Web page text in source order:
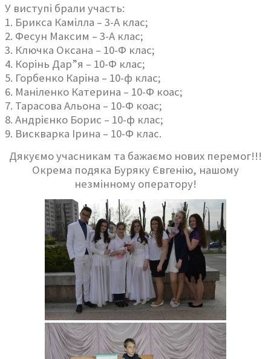
У виступі брали участь:
1. Брикса Камілла – 3-А клас;
2. Фесун Максим – 3-А клас;
3. Ключка Оксана – 10-Ф клас;
4. Корінь Дар”я – 10-Ф клас;
5. Горбенко Каріна – 10-ф клас;
6. Маніленко Катерина – 10-Ф коас;
7. Тарасова Альона – 10-Ф коас;
8. Андрієнко Борис – 10-ф клас;
9. Вискварка Ірина – 10-Ф клас.
Дякуємо учасникам та бажаємо нових перемог!!!
Окрема подяка Буряку Євгенію, нашому
незмінному оператору!